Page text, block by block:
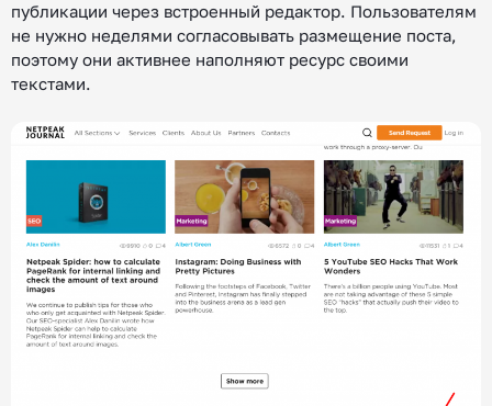
публикации через встроенный редактор. Пользователям
не нужно неделями согласовывать размещение поста,
поэтому они активнее наполняют ресурс своими
текстами.